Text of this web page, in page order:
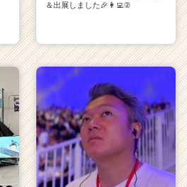
＆出展しました🎉👩‍💻②